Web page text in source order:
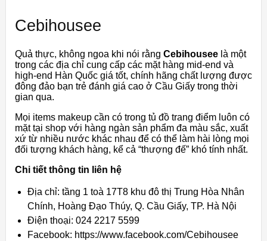
Cebihousee
Quả thực, không ngoa khi nói rằng Cebihousee là một
trong các địa chỉ cung cấp các mặt hàng mid-end và
high-end Hàn Quốc giá tốt, chính hãng chất lượng được
đông đảo bạn trẻ đánh giá cao ở Cầu Giấy trong thời
gian qua.
Mọi items makeup cần có trong tủ đồ trang điểm luôn có
mặt tại shop với hàng ngàn sản phẩm đa màu sắc, xuất
xứ từ nhiều nước khác nhau để có thể làm hài lòng mọi
đối tượng khách hàng, kể cả “thượng đế” khó tính nhất.
Chi tiết thông tin liên hệ
Địa chỉ: tầng 1 toà 17T8 khu đô thị Trung Hòa Nhân
Chính, Hoàng Đạo Thúy, Q. Cầu Giấy, TP. Hà Nội
Điện thoại: 024 2217 5599
Facebook: https://www.facebook.com/Cebihousee